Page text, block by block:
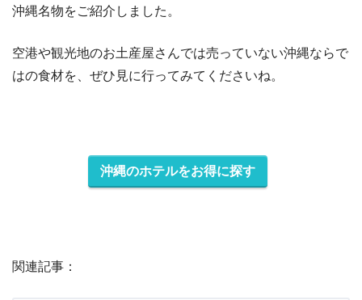
沖縄名物をご紹介しました。
空港や観光地のお土産屋さんでは売っていない沖縄ならで
はの食材を、ぜひ見に行ってみてくださいね。
沖縄のホテルをお得に探す
関連記事：